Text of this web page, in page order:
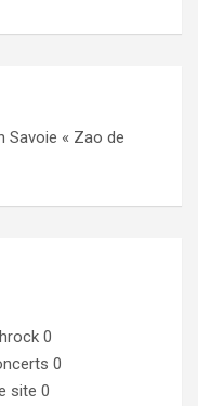
Savoie « Zao de
0
0
site 0